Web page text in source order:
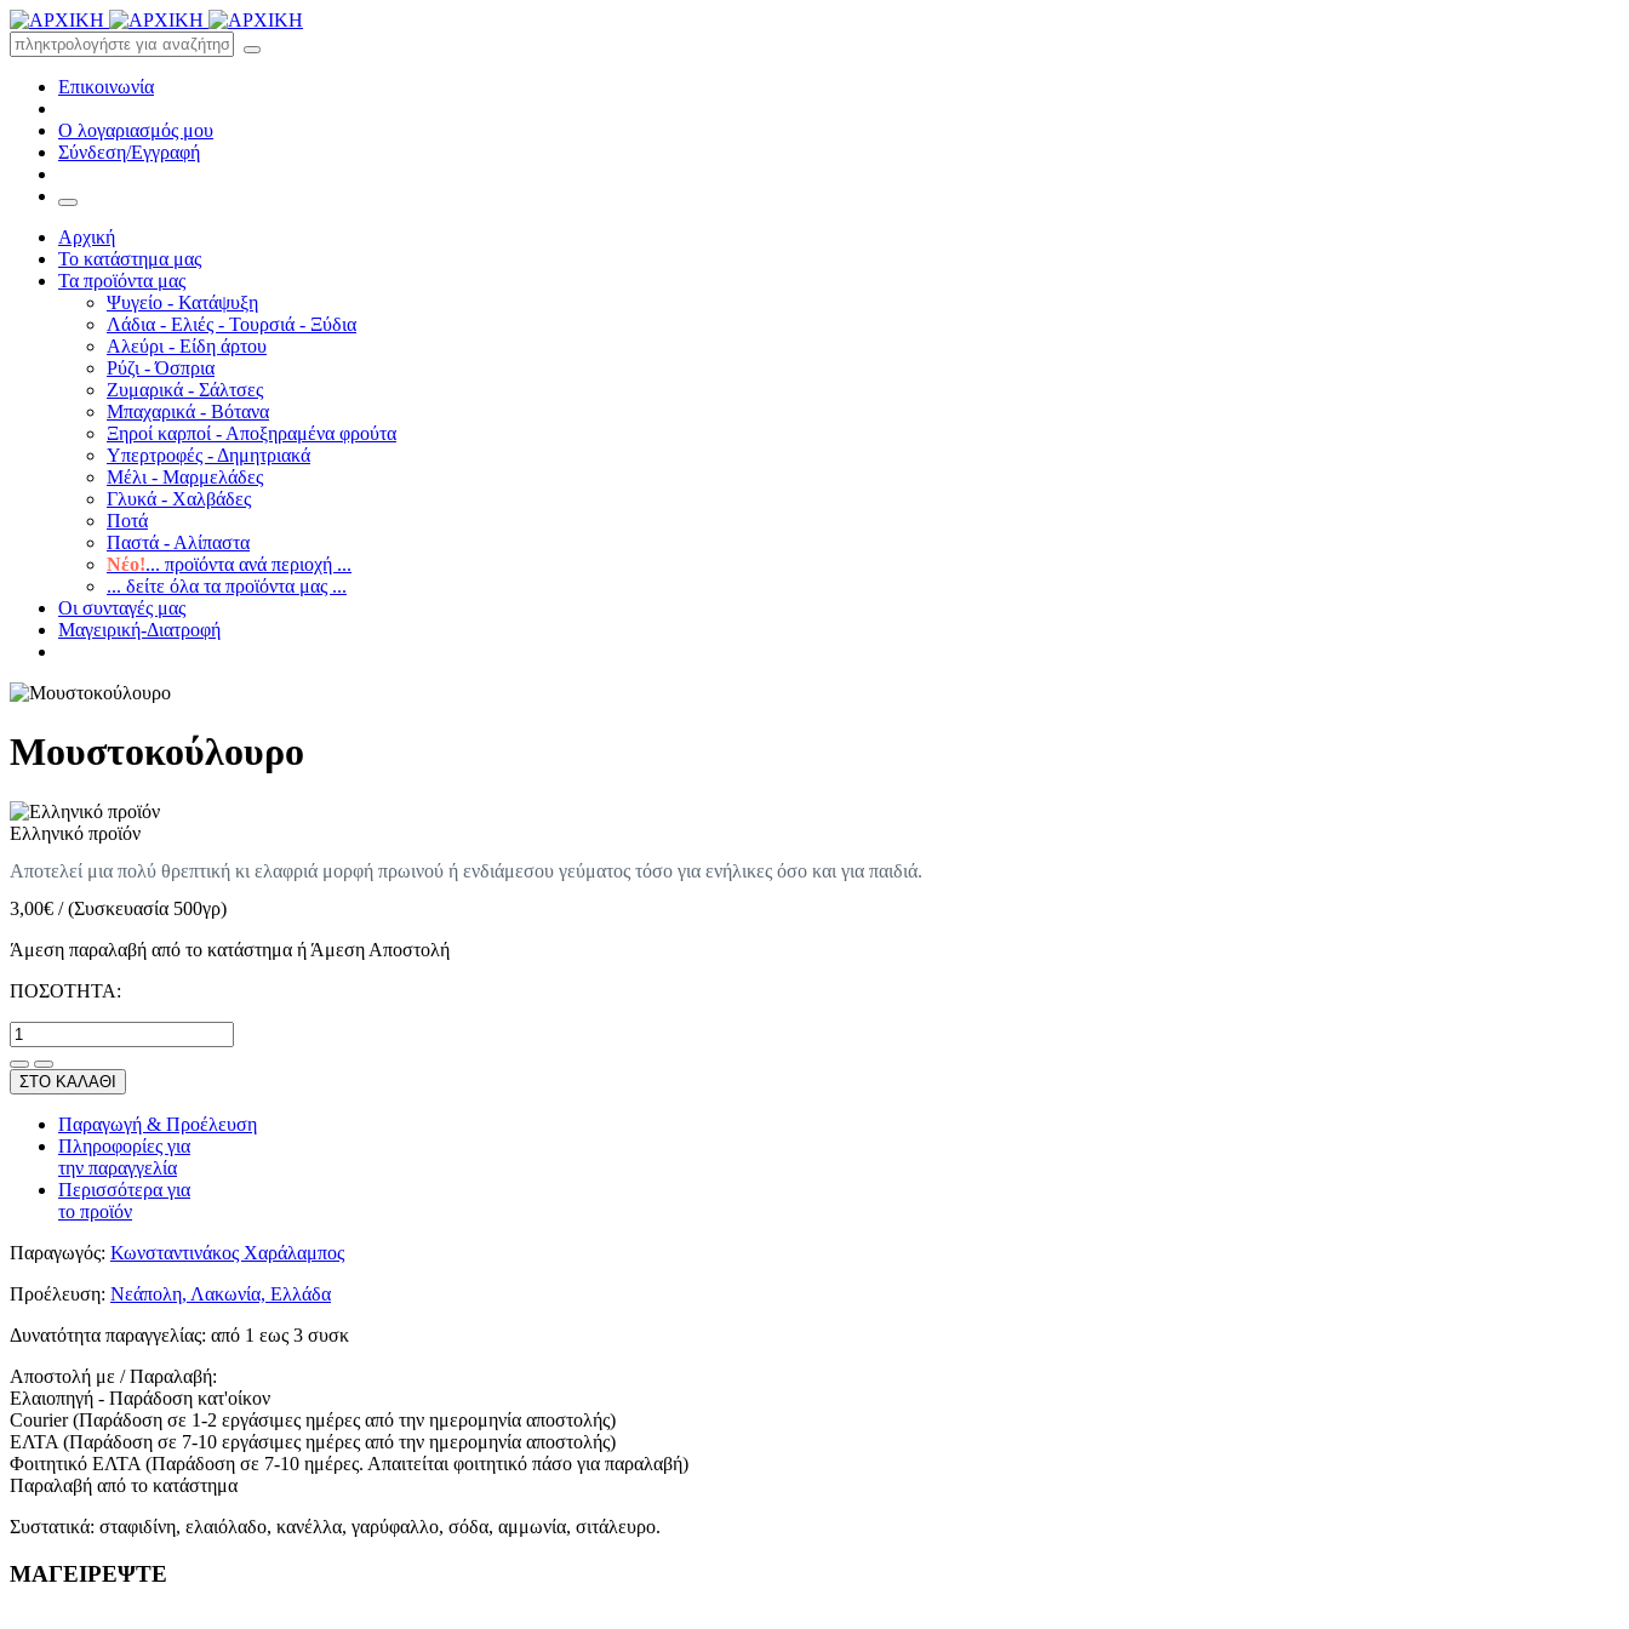
Επικοινωνία
Ο λογαριασμός μου
Σύνδεση/Εγγραφή
Αρχική
Το κατάστημα μας
Τα προϊόντα μας
Ψυγείο - Κατάψυξη
Λάδια - Ελιές - Τουρσιά - Ξύδια
Αλεύρι - Είδη άρτου
Ρύζι - Όσπρια
Ζυμαρικά - Σάλτσες
Μπαχαρικά - Βότανα
Ξηροί καρποί - Αποξηραμένα φρούτα
Υπερτροφές - Δημητριακά
Μέλι - Μαρμελάδες
Γλυκά - Χαλβάδες
Ποτά
Παστά - Αλίπαστα
Νέο!... προϊόντα ανά περιοχή ...
... δείτε όλα τα προϊόντα μας ...
Οι συνταγές μας
Μαγειρική-Διατροφή
Μουστοκούλουρο
Ελληνικό προϊόν
Αποτελεί μια πολύ θρεπτική κι ελαφριά μορφή πρωινού ή ενδιάμεσου γεύματος τόσο για ενήλικες όσο και για παιδιά.
3,00€ /(Συσκευασία 500γρ)
Άμεση παραλαβή από το κατάστημα ή Άμεση Αποστολή
ΠΟΣΟΤΗΤΑ:
ΣΤΟ ΚΑΛΑΘΙ
Παραγωγή & Προέλευση
Πληροφορίες για
την παραγγελία
Περισσότερα για
το προϊόν
Παραγωγός: Κωνσταντινάκος Χαράλαμπος
Προέλευση: Νεάπολη, Λακωνία, Ελλάδα
Δυνατότητα παραγγελίας: από 1 εως 3 συσκ
Αποστολή με / Παραλαβή:
Ελαιοπηγή - Παράδοση κατ'οίκον
Courier (Παράδοση σε 1-2 εργάσιμες ημέρες από την ημερομηνία αποστολής)
ΕΛΤΑ (Παράδοση σε 7-10 εργάσιμες ημέρες από την ημερομηνία αποστολής)
Φοιτητικό ΕΛΤΑ (Παράδοση σε 7-10 ημέρες. Απαιτείται φοιτητικό πάσο για παραλαβή)
Παραλαβή από το κατάστημα
Συστατικά: σταφιδίνη, ελαιόλαδο, κανέλλα, γαρύφαλλο, σόδα, αμμωνία, σιτάλευρο.
ΜΑΓΕΙΡΕΨΤΕ